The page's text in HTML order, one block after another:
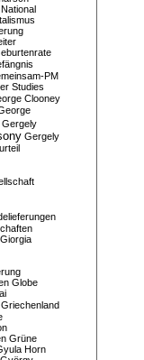
PM
Studies
Clooney
Gergely
Gergely
Giorgia
Globe
Griechenland
Grüne
Horn